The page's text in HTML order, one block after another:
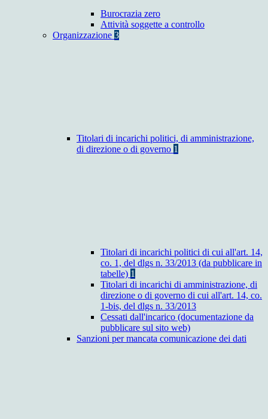
Burocrazia zero
Attività soggette a controllo
Organizzazione 3
Titolari di incarichi politici, di amministrazione,
di direzione o di governo 1
Titolari di incarichi politici di cui all'art. 14,
co. 1, del dlgs n. 33/2013 (da pubblicare in
tabelle) 1
Titolari di incarichi di amministrazione, di
direzione o di governo di cui all'art. 14, co.
1-bis, del dlgs n. 33/2013
Cessati dall'incarico (documentazione da
pubblicare sul sito web)
Sanzioni per mancata comunicazione dei dati